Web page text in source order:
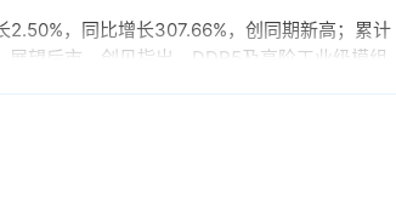
，同比增长307.66%，创同期新高；累计
望后市，创见指出，DDR5及高阶工业级模组